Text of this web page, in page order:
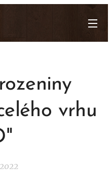
vrhu